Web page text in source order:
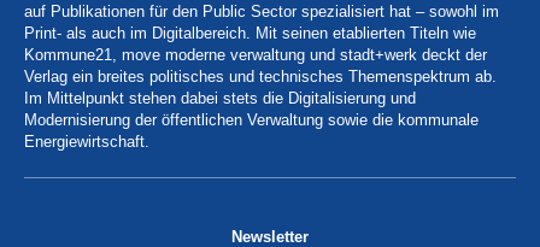
auf Publikationen für den Public Sector spezialisiert hat – sowohl im
Print- als auch im Digitalbereich. Mit seinen etablierten Titeln wie
Kommune21, move moderne verwaltung und stadt+werk deckt der
Verlag ein breites politisches und technisches Themenspektrum ab.
Im Mittelpunkt stehen dabei stets die Digitalisierung und
Modernisierung der öffentlichen Verwaltung sowie die kommunale
Energiewirtschaft.
Newsletter